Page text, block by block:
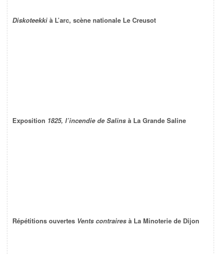
Diskoteekki à L’arc, scène nationale Le Creusot
Exposition 1825, l’incendie de Salins à La Grande Saline
Répétitions ouvertes Vents contraires à La Minoterie de Dijon